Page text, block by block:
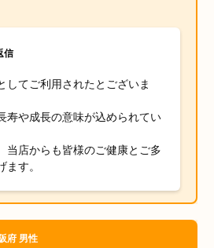
信
してご利用されたとございま
寿や成長の意味が込められてい
当店からも皆様のご健康とご多
す。
府 男性